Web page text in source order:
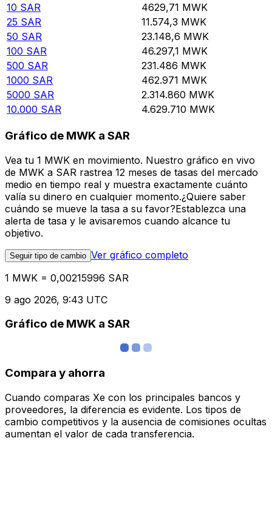
10 SAR 4629,71 MWK
25 SAR 11.574,3 MWK
50 SAR 23.148,6 MWK
100 SAR 46.297,1 MWK
500 SAR 231.486 MWK
1000 SAR 462.971 MWK
5000 SAR 2.314.860 MWK
10.000 SAR 4.629.710 MWK
Gráfico de MWK a SAR
Vea tu 1 MWK en movimiento. Nuestro gráfico en vivo
de MWK a SAR rastrea 12 meses de tasas del mercado
medio en tiempo real y muestra exactamente cuánto
valía su dinero en cualquier momento.¿Quiere saber
cuándo se mueve la tasa a su favor?Establezca una
alerta de tasa y le avisaremos cuando alcance tu
objetivo.
Seguir tipo de cambio Ver gráfico completo
1 MWK = 0,00215996 SAR
9 ago 2026, 9:43 UTC
Gráfico de MWK a SAR
Compara y ahorra
Cuando comparas Xe con los principales bancos y
proveedores, la diferencia es evidente. Los tipos de
cambio competitivos y la ausencia de comisiones ocultas
aumentan el valor de cada transferencia.